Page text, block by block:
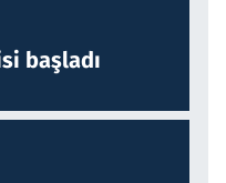
başladı